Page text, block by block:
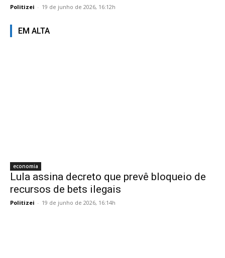
Politizei - 19 de junho de 2026, 16:12h
EM ALTA
economia
Lula assina decreto que prevê bloqueio de
recursos de bets ilegais
Politizei - 19 de junho de 2026, 16:14h